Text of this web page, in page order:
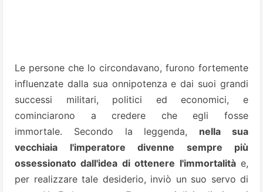
Le persone che lo circondavano, furono fortemente
influenzate dalla sua onnipotenza e dai suoi grandi
successi militari, politici ed economici, e
cominciarono a credere che egli fosse
immortale. Secondo la leggenda, nella sua
vecchiaia l'imperatore divenne sempre più
ossessionato dall'idea di ottenere l'immortalitàe,
per realizzare tale desiderio, inviò un suo servo di